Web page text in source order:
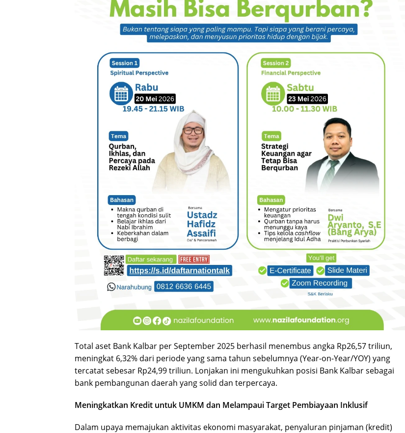
Total aset Bank Kalbar per September 2025 berhasil menembus angka Rp26,57 triliun,
meningkat 6,32% dari periode yang sama tahun sebelumnya (Year-on-Year/YOY) yang
tercatat sebesar Rp24,99 triliun. Lonjakan ini mengukuhkan posisi Bank Kalbar sebagai
bank pembangunan daerah yang solid dan terpercaya.
Meningkatkan Kredit untuk UMKM dan Melampaui Target Pembiayaan Inklusif
Dalam upaya memajukan aktivitas ekonomi masyarakat, penyaluran pinjaman (kredit)